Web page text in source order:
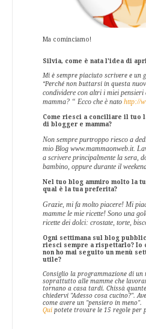
Ma cominciamo!
Silvia, come è nata l'idea di
Mi è sempre piaciuto scrivere e un
“Perché non buttarsi in questa
condividere con altri i miei pensieri
mamma? “ Ecco che è nato http://
Come riesci a conciliare il tuo
di blogger e mamma?
Non sempre purtroppo riesco a
mio Blog www.mammaonweb.it.
a scrivere principalmente la sera,
bambino, oppure durante il
Nel tuo blog ammiro molto la
qual è la tua preferita?
Grazie, mi fa molto piacere! Mi
mamme le mie ricette! Sono una
ricette dei dolci: crostate, torte,
Ogni settimana sul blog
riesci sempre a rispettarlo? Io
non ho mai seguito un menù
utile?
Consiglio la programmazione di un
soprattutto alle mamme che
tornano a casa tardi. Chissà
chiedervi "Adesso cosa cucino?".
come avere un "pensiero in meno".
Qui potete trovare le 15 regole per